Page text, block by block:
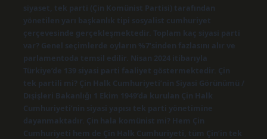
siyaset, tek parti (Çin Komünist Partisi) tarafından
yönetilen yarı başkanlık tipi sosyalist cumhuriyet
çerçevesinde gerçekleşmektedir. Toplam kaç siyasi parti
var? Genel seçimlerde oyların %7’sinden fazlasını alır ve
parlamentoda temsil edilir. Nisan 2024 itibarıyla
Türkiye’de 139 siyasi parti faaliyet göstermektedir. Çin
tek partili mi? Çin Halk Cumhuriyeti’nin Siyasi Görünümü /
Dışişleri Bakanlığı 1 Ekim 1949’da kurulan Çin Halk
Cumhuriyeti’nin siyasi yapısı tek parti yönetimine
dayanmaktadır. Çin hala komünist mi? Hem Çin
Cumhuriyeti hem de Çin Halk Cumhuriyeti, tüm Çin’in tek